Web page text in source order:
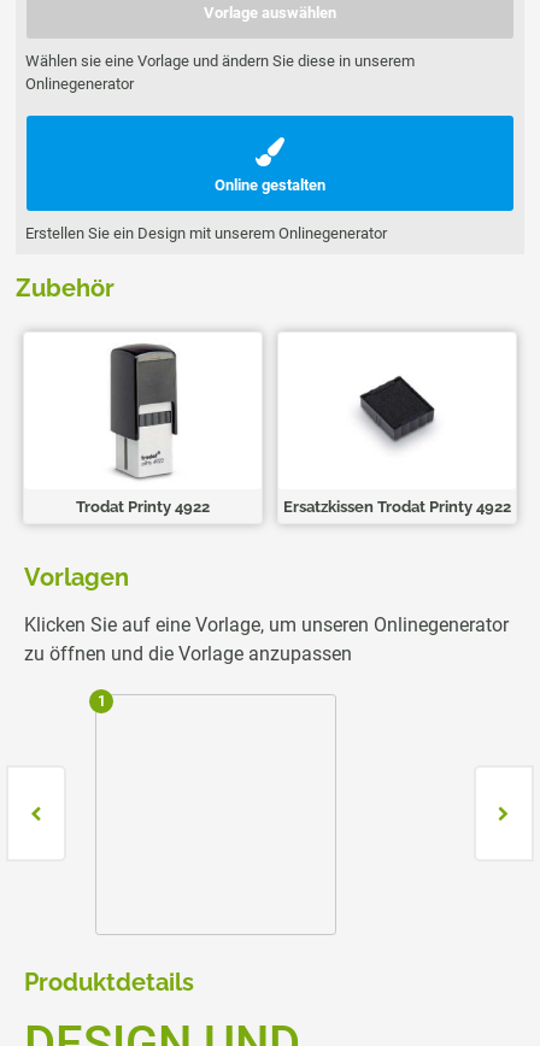
Vorlage auswählen
Wählen sie eine Vorlage und ändern Sie diese in unserem
Onlinegenerator
Online gestalten
Erstellen Sie ein Design mit unserem Onlinegenerator
Zubehör
Trodat Printy 4922 Ersatzkissen Trodat Printy 4922
Vorlagen
Klicken Sie auf eine Vorlage, um unseren Onlinegenerator
zu öffnen und die Vorlage anzupassen
1
Produktdetails